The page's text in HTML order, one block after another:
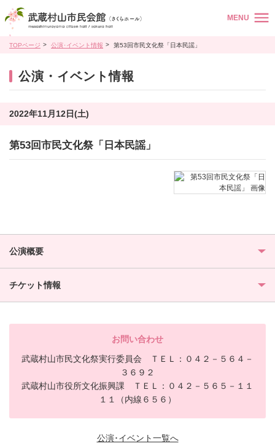
MENU
TOPページ 公演･イベント情報 第53回市民文化祭「日本民謡」
公演・イベント情報
2022年11月12日(土)
第53回市民文化祭「日本民謡」
公演概要
チケット情報
お問い合わせ
武蔵村山市民文化祭実行委員会 ＴＥＬ：０４２－５６４－
３６９２
武蔵村山市役所文化振興課 ＴＥＬ：０４２－５６５－１１
１１（内線６５６）
公演･イベント一覧へ